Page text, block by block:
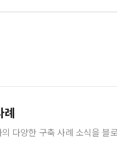
다양한 구축 사례 소식을 블